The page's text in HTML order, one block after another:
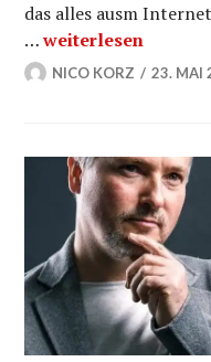
das alles ausm
…Buchrezension
weiterlesen
NICO KORZ 23. MAI